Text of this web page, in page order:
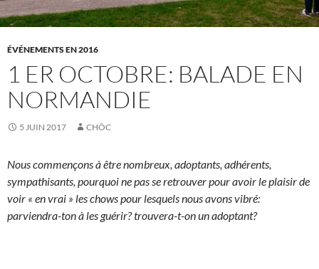
ÉVÉNEMENTS EN 2016
1 ER OCTOBRE: BALADE EN
NORMANDIE
5 JUIN 2017 CHÔC
Nous commençons à être nombreux, adoptants, adhérents,
sympathisants, pourquoi ne pas se retrouver pour avoir le plaisir de
voir « en vrai » les chows pour lesquels nous avons vibré:
parviendra-ton à les guérir? trouvera-t-on un adoptant?